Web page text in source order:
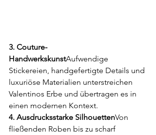
3. Couture-
HandwerkskunstAufwendige
Stickereien, handgefertigte Details und
luxuriöse Materialien unterstreichen
Valentinos Erbe und übertragen es in
einen modernen Kontext.
4. Ausdrucksstarke SilhouettenVon
fließenden Roben bis zu scharf